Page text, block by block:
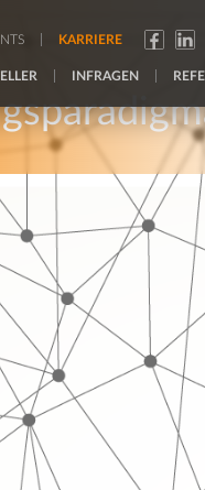
KARRIERE
INFRAGEN